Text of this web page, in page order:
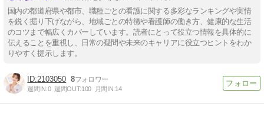
国内の都道府県や都市、職種ごとの看護に関する多彩なランキングや実情
を鋭く掘り下げながら、地域ごとの特徴や看護師の働き方、健康的な生活
のコツまで幅広くカバーしています。読者にとって役立つ情報を具体的に
伝えることを重視し、日常の疑問や未来のキャリアに役立つヒントをわか
りやすく提示します。
2103050 8
週間IN:0 週間OUT:100 月間IN:14